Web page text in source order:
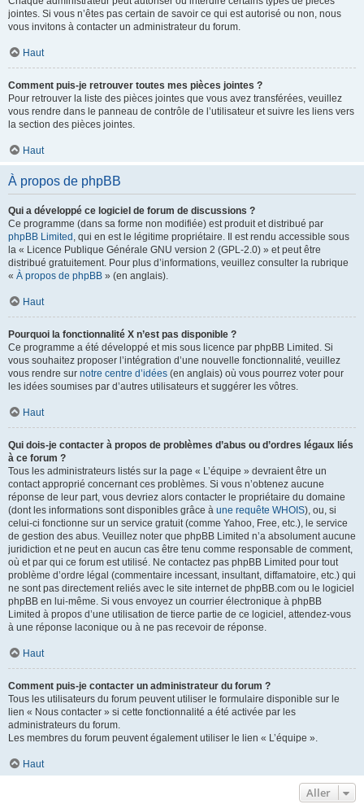
jointes. Si vous n’êtes pas certain de savoir ce qui est autorisé ou non, nous
vous invitons à contacter un administrateur du forum.
Haut
Comment puis-je retrouver toutes mes pièces jointes ?
Pour retrouver la liste des pièces jointes que vous avez transférées, veuillez
vous rendre dans le panneau de contrôle de l’utilisateur et suivre les liens vers
la section des pièces jointes.
Haut
À propos de phpBB
Qui a développé ce logiciel de forum de discussions ?
Ce programme (dans sa forme non modifiée) est produit et distribué par
phpBB Limited , qui en est le légitime propriétaire. Il est rendu accessible sous
la « Licence Publique Générale GNU version 2 (GPL-2.0) » et peut être
distribué gratuitement. Pour plus d’informations, veuillez consulter la rubrique
« À propos de phpBB » (en anglais).
Haut
Pourquoi la fonctionnalité X n’est pas disponible ?
Ce programme a été développé et mis sous licence par phpBB Limited. Si
vous souhaitez proposer l’intégration d’une nouvelle fonctionnalité, veuillez
vous rendre sur notre centre d’idées (en anglais) où vous pourrez voter pour
les idées soumises par d’autres utilisateurs et suggérer les vôtres.
Haut
Qui dois-je contacter à propos de problèmes d’abus ou d’ordres légaux liés
à ce forum ?
Tous les administrateurs listés sur la page « L’équipe » devraient être un
contact approprié concernant ces problèmes. Si vous n’obtenez aucune
réponse de leur part, vous devriez alors contacter le propriétaire du domaine
(dont les informations sont disponibles grâce à une requête WHOIS), ou, si
celui-ci fonctionne sur un service gratuit (comme Yahoo, Free, etc.), le service
de gestion des abus. Veuillez noter que phpBB Limited n’a absolument aucune
juridiction et ne peut en aucun cas être tenu comme responsable de comment,
où et par qui ce forum est utilisé. Ne contactez pas phpBB Limited pour tout
problème d’ordre légal (commentaire incessant, insultant, diffamatoire, etc.) qui
ne sont pas directement reliés avec le site internet de phpBB.com ou le logiciel
phpBB en lui-même. Si vous envoyez un courrier électronique à phpBB
Limited à propos d’une utilisation de tierce partie de ce logiciel, attendez-vous
à une réponse laconique ou à ne pas recevoir de réponse.
Haut
Comment puis-je contacter un administrateur du forum ?
Tous les utilisateurs du forum peuvent utiliser le formulaire disponible sur le
lien « Nous contacter » si cette fonctionnalité a été activée par les
administrateurs du forum.
Les membres du forum peuvent également utiliser le lien « L’équipe ».
Haut
Aller